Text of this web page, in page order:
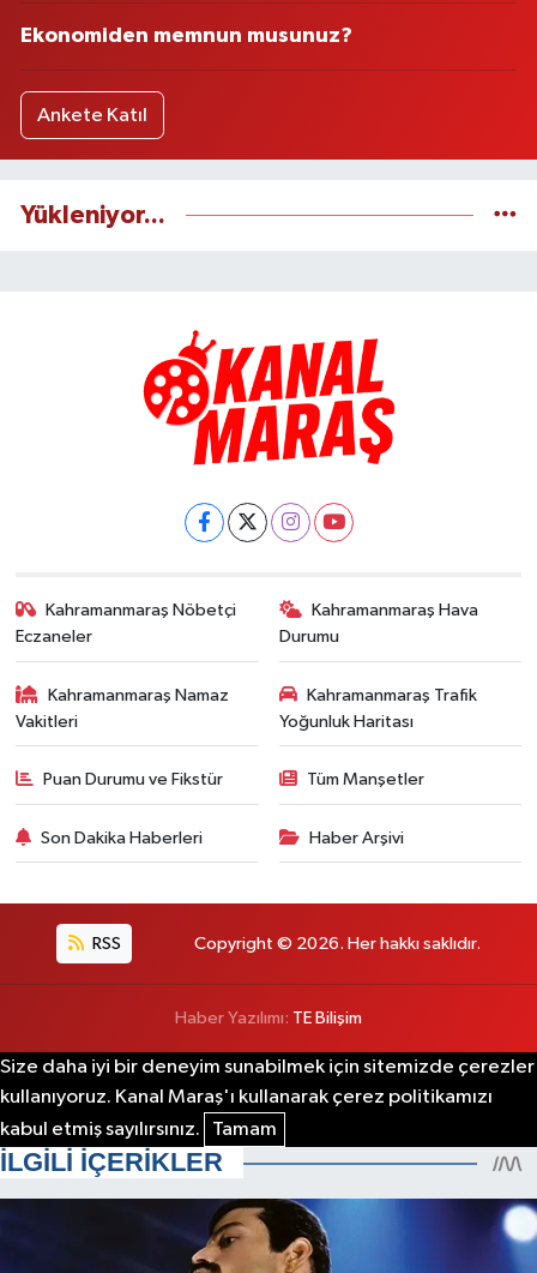
Ekonomiden memnun musunuz?
Ankete Katıl
Yükleniyor...
Kahramanmaraş Nöbetçi
Eczaneler
Kahramanmaraş Hava
Durumu
Kahramanmaraş Namaz
Vakitleri
Kahramanmaraş Trafik
Yoğunluk Haritası
Puan Durumu ve Fikstür Tüm Manşetler
Son Dakika Haberleri Haber Arşivi
RSS Copyright © 2026. Her hakkı saklıdır.
Haber Yazılımı: TE Bilişim
Size daha iyi bir deneyim sunabilmek için sitemizde çerezler
kullanıyoruz. Kanal Maraş'ı kullanarak çerez politikamızı
kabul etmiş sayılırsınız.
Tamam